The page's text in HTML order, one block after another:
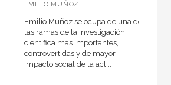
Ciencia
EMILIO MUÑOZ
Emilio Muñoz se ocupa de una de
las ramas de la investigación
científica más importantes,
controvertidas y de mayor
impacto social de la act...